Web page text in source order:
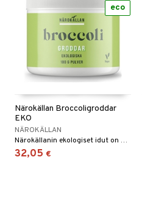
Närokällan Broccoligroddar
EKO
NÄROKÄLLAN
Närokällanin ekologiset idut on hellävaraisesti kuivattu matalassa lämpötilassa, jotta kaikki entsyymit ja ravintoaineet säilyvät ehjinä.
32,05 €
eco